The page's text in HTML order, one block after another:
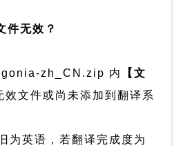
件无效？
zh_CN.zip 内
【文
效文件或尚未添加到翻译系
为英语，若翻译完成度为